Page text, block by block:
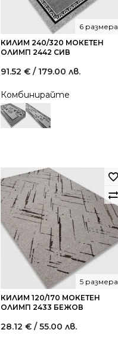
КИЛИМ 240/320 МОКЕТЕН
ОЛИМП 2442 СИВ
6 размера
91.52 € / 179.00 лв.
Комбинирайте
КИЛИМ 120/170 МОКЕТЕН
ОЛИМП 2433 БЕЖОВ
5 размера
28.12 € / 55.00 лв.